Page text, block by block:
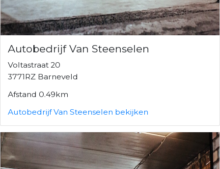
Autobedrijf Van Steenselen
Voltastraat 20
3771RZ Barneveld
Afstand 0.49km
Autobedrijf Van Steenselen bekijken